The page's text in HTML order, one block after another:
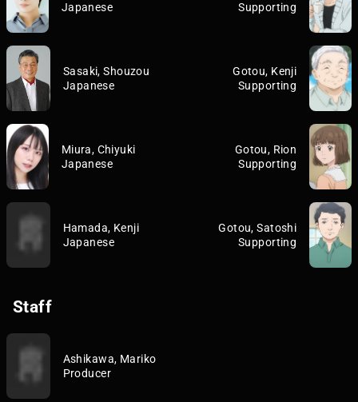
Japanese
Supporting
Sasaki, Shouzou
Japanese
Gotou, Kenji
Supporting
Miura, Chiyuki
Japanese
Gotou, Rion
Supporting
Hamada, Kenji
Japanese
Gotou, Satoshi
Supporting
Staff
Ashikawa, Mariko
Producer